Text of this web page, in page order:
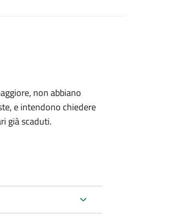
non abbiano
e intendono chiedere
già scaduti.